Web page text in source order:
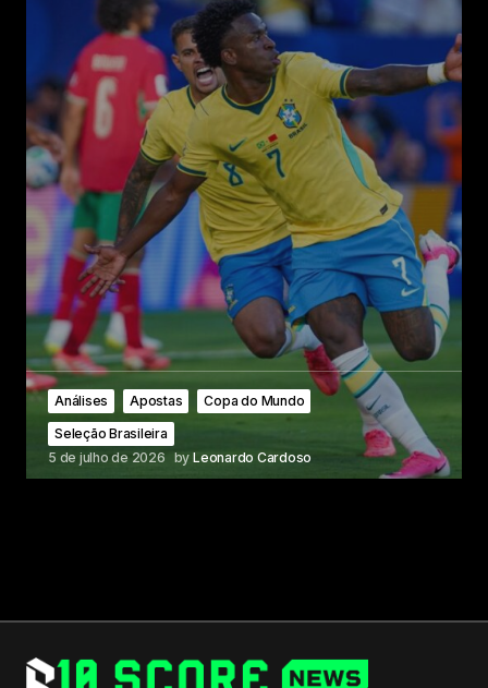
Análises Apostas
Copa do Mundo
Seleção Brasileira
5 de julho de 2026 by Leonardo Cardoso